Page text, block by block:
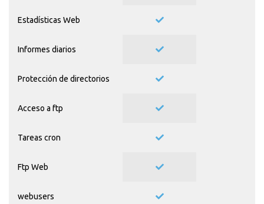
Estadísticas Web
Informes diarios
Protección de directorios
Acceso a ftp
Tareas cron
Ftp Web
webusers